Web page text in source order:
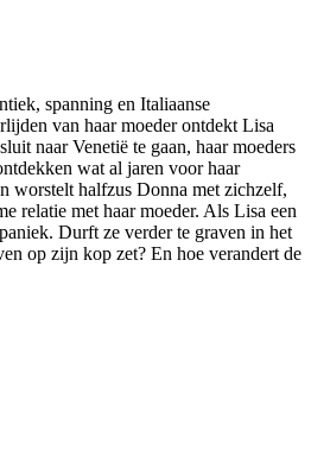
spanning en Italiaanse
van haar moeder ontdekt Lisa
naar Venetië te gaan, haar moeders
wat al jaren voor haar
worstelt halfzus Donna met zichzelf,
relatie met haar moeder. Als Lisa een
Durft ze verder te graven in het
op zijn kop zet? En hoe verandert de